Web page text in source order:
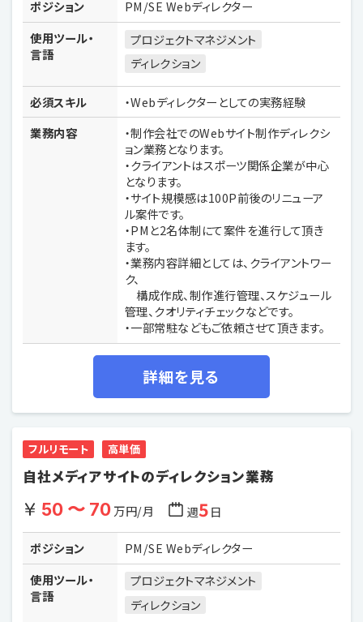
ポジション
PM/SE Webディレクター
使用ツール・
言語
プロジェクトマネジメント
ディレクション
必須スキル
・Webディレクターとしての実務経験
業務内容
・制作会社でのWebサイト制作ディレクシ
ョン業務となります。
・クライアントはスポーツ関係企業が中心
となります。
・サイト規模感は100P前後のリニューア
ル案件です。
・PMと2名体制にて案件を進行して頂き
ます。
・業務内容詳細としては、クライアントワー
ク、
構成作成、制作進行管理、スケジュール
管理、クオリティチェックなどです。
・一部常駐などもご依頼させて頂きます。
詳細を見る
フルリモート 高単価
自社メディアサイトのディレクション業務
50 〜 70万円/月 週5日
ポジション
PM/SE Webディレクター
使用ツール・
言語
プロジェクトマネジメント
ディレクション